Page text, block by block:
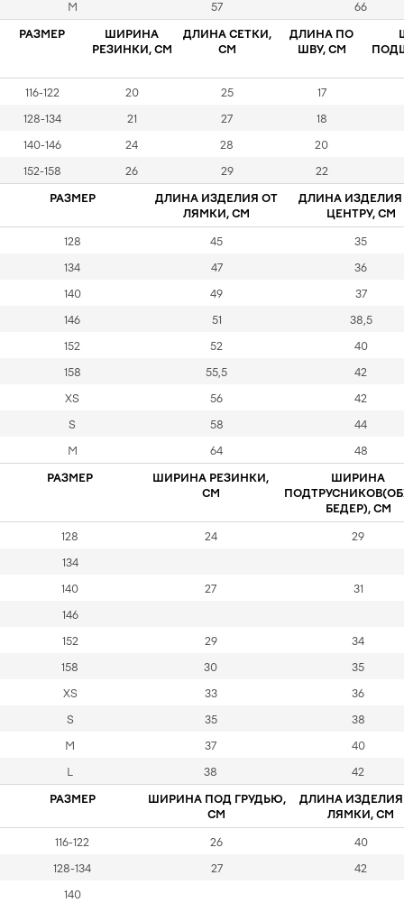
M 57 66
РАЗМЕР
ШИРИНА
РЕЗИНКИ, СМ
ДЛИНА СЕТКИ,
СМ
ДЛИНА ПО
ШВУ, СМ
116-122 20 25 17
128-134 21 27 18
140-146 24 28 20
152-158 26 29 22
РАЗМЕР
ДЛИНА ИЗДЕЛИЯ ОТ
ЛЯМКИ, СМ
ДЛИНА
ЦЕНТРУ, СМ
128 45 35
134 47 36
140 49 37
146 51 38,5
152 52 40
158 55,5 42
XS 56 42
S 58 44
M 64 48
РАЗМЕР
ШИРИНА РЕЗИНКИ,
СМ
ШИРИНА
БЕДЕР), СМ
128 24 29
134
140 27 31
146
152 29 34
158 30 35
XS 33 36
S 35 38
M 37 40
L 38 42
РАЗМЕР
ШИРИНА ПОД ГРУДЬЮ,
СМ
ДЛИНА ИЗДЕЛИЯ
ЛЯМКИ, СМ
116-122 26 40
128-134 27 42
140